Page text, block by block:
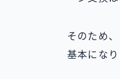
そのため
基本になり